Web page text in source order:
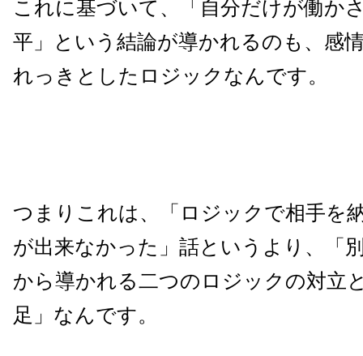
これに基づいて、「自分だけが働か
平」という結論が導かれるのも、感
れっきとしたロジックなんです。
つまりこれは、「ロジックで相手を
が出来なかった」話というより、「
から導かれる二つのロジックの対立
足」なんです。